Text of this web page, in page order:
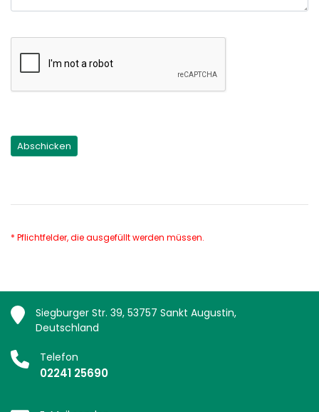
* Pflichtfelder, die ausgefüllt werden müssen.
Siegburger Str. 39, 53757 Sankt Augustin,
Deutschland
Telefon
02241 25690